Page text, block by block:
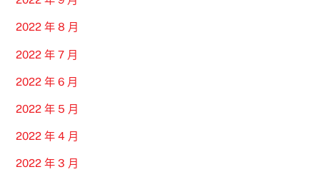
2022 年 8 月
2022 年 7 月
2022 年 6 月
2022 年 5 月
2022 年 4 月
2022 年 3 月